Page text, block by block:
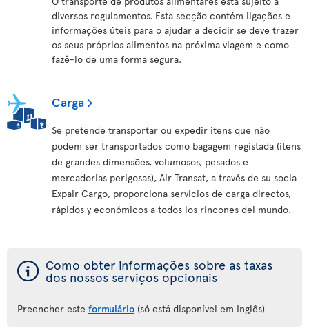
diversos regulamentos. Esta secção contém ligações e
informações úteis para o ajudar a decidir se deve trazer
os seus próprios alimentos na próxima viagem e como
fazê-lo de uma forma segura.
Carga
Se pretende transportar ou expedir itens que não
podem ser transportados como bagagem registada (itens
de grandes dimensões, volumosos, pesados e
mercadorias perigosas), Air Transat, a través de su socia
Expair Cargo, proporciona servicios de carga directos,
rápidos y económicos a todos los rincones del mundo.
ý Como obter informações sobre as taxas
dos nossos serviços opcionais
Preencher este formulário (só está disponível em Inglês)